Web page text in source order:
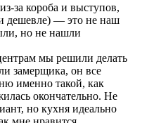
за короба и выступов,
дешевле) — это не наш
но не нашли
мы решили делать
замерщика, он все
именно такой, как
окончательно. Не
но кухня идеально